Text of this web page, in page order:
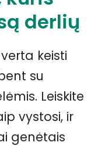
derlių
keisti
su
Leiskite
vystosi, ir
genėtais